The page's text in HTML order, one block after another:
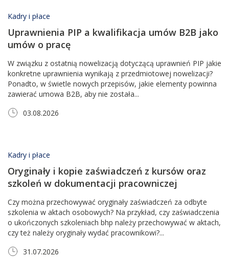
Kadry i płace
Uprawnienia PIP a kwalifikacja umów B2B jako
umów o pracę
W związku z ostatnią nowelizacją dotyczącą uprawnień PIP jakie
konkretne uprawnienia wynikają z przedmiotowej nowelizacji?
Ponadto, w świetle nowych przepisów, jakie elementy powinna
zawierać umowa B2B, aby nie została...
03.08.2026
Kadry i płace
Oryginały i kopie zaświadczeń z kursów oraz
szkoleń w dokumentacji pracowniczej
Czy można przechowywać oryginały zaświadczeń za odbyte
szkolenia w aktach osobowych? Na przykład, czy zaświadczenia
o ukończonych szkoleniach bhp należy przechowywać w aktach,
czy też należy oryginały wydać pracownikowi?...
31.07.2026